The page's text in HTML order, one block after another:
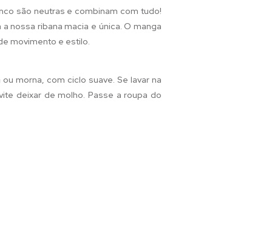
são neutras e combinam com tudo!
nossa ribana macia e única. O manga
movimento e estilo.
morna, com ciclo suave. Se lavar na
deixar de molho. Passe a roupa do